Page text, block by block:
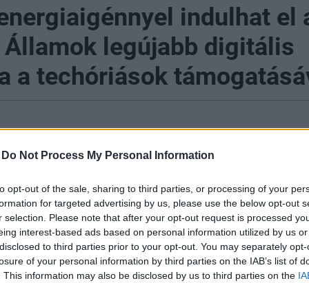
Do Not Process My Personal Information
opt-out of the sale, sharing to third parties, or processing of your
for targeted advertising by us, please use the below opt-out
selection. Please note that after your opt-out request is processed
interest-based ads based on personal information utilized by us
to third parties prior to your opt-out. You may separately
of your personal information by third parties on the IAB’s list of
This information may also be disclosed by us to third parties on the
indulhat el
Államok legújabb digitális
a techóriások
Mariner létesítmény akár 750 MW energiaigényt
infrastruktúra központtá alakul át. A projekt célja a
nagy teljesítményű számítástechnika iránti
fejlett folyadékhűtési és energiaellátási
a New York-i villamosenergia-hálózat közel 89
energiamixét, a működését pedig a Core42 és